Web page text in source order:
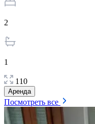
2
1
110
Аренда
Посмотреть все